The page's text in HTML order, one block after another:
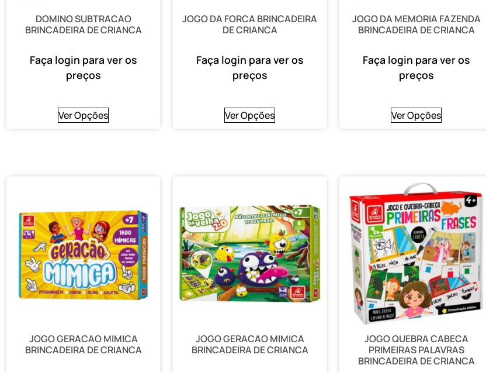
DOMINO SUBTRACAO
BRINCADEIRA DE CRIANCA
Faça login para ver os
preços
Ver Opções
JOGO DA FORCA BRINCADEIRA
DE CRIANCA
Faça login para ver os
preços
Ver Opções
JOGO DA MEMORIA FAZENDA
BRINCADEIRA DE CRIANCA
Faça login para ver os
preços
Ver Opções
JOGO GERACAO MIMICA
BRINCADEIRA DE CRIANCA
JOGO GERACAO MIMICA
BRINCADEIRA DE CRIANCA
JOGO QUEBRA CABECA
PRIMEIRAS PALAVRAS
BRINCADEIRA DE CRIANCA